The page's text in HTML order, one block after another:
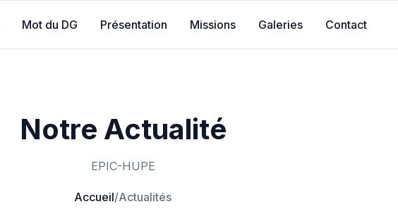
Mot du DG Présentation Missions Galeries Contact
Notre Actualité
EPIC-HUPE
Accueil/Actualités